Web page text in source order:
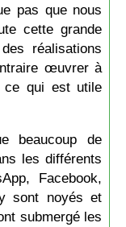
pas que nous
cette grande
réalisations
œuvrer à
qui est utile
beaucoup de
les différents
Facebook,
sont noyés et
submergé les